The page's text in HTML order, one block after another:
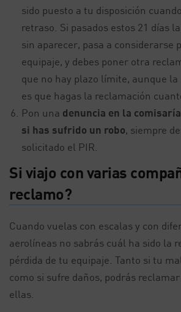
sido puesto a tu disposición
retraso. Si pasados estos 21 días
sin aparecer, pasa a considerarse
equipaje, y debes poner otra
que no hay plazo límite, aunque la
es que hagas la reclamación
Pon una denuncia en la
si has sufrido un robo, siempre
solicitado el PIR.
Si viajo con varias
reclamo?
Cuando vuelas con escalas y con
aerolíneas no sabrás cuál ha sido la
pérdida de tu equipaje. Tanto si tu
como si sufre daños, podrás
ellas.